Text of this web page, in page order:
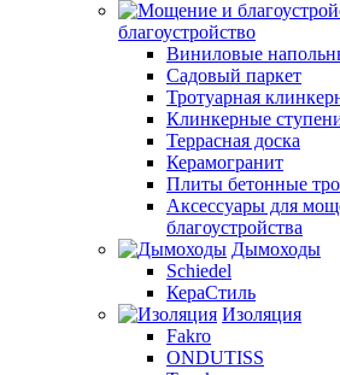
благоустройство
Виниловые
Садовый паркет
Тротуарная
Клинкерные
Террасная доска
Керамогранит
Плиты бетонные
Аксессуары для
благоустройства
Дымоходы
Schiedel
КераСтиль
Изоляция
Fakro
ONDUTISS